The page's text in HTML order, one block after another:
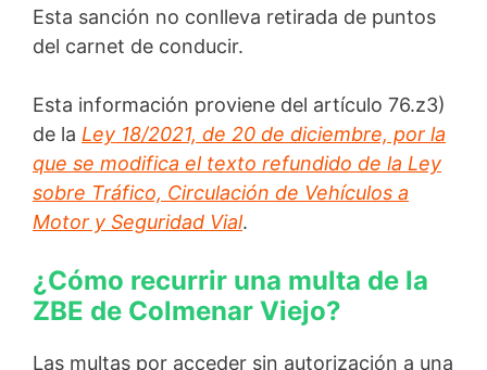
Esta sanción no conlleva retirada de puntos
del carnet de conducir.
Esta información proviene del artículo 76.z3)
de la Ley 18/2021, de 20 de diciembre, por la
que se modifica el texto refundido de la Ley
sobre Tráfico, Circulación de Vehículos a
Motor y Seguridad Vial.
¿Cómo recurrir una multa de la
ZBE de Colmenar Viejo?
Las multas por acceder sin autorización a una